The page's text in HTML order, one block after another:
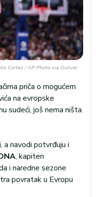
Cortez / AP Photo via Guliver
priča o mogućem
na evropske
sudeći, još nema ništa.
a navodi potvrđuju i
, kapiten
i naredne sezone
povratak u Evropu